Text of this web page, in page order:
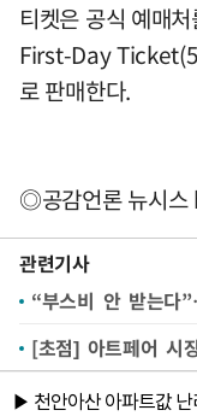
티켓은 공식 예매
First-Day
로 판매한다.
◎공감언론 뉴시스
관련기사
“부스비 안 받는다